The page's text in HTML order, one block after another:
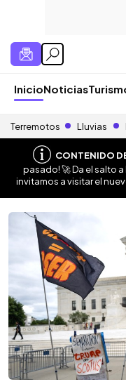
InicioNoticias
Terremotos Lluvias
CONTENIDO
pasado! 🚀 Da el salto
invitamos a visitar el